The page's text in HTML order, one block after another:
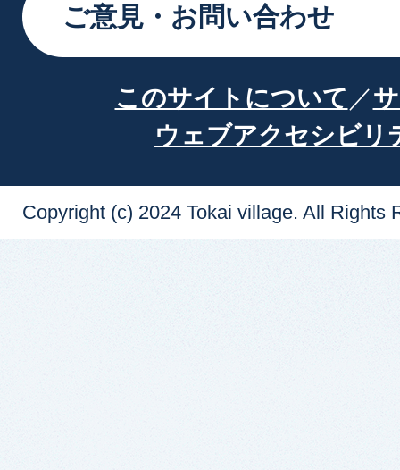
ご意見・お問い合わせ
このサイトについて
ウェブアクセシビリ
Copyright (c) 2024 Tokai village. All Rights